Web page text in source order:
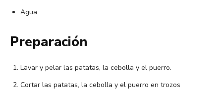
Agua
Preparación
Lavar y pelar las patatas, la cebolla y el puerro.
Cortar las patatas, la cebolla y el puerro en trozos